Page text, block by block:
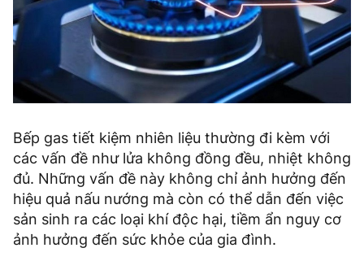
Bếp gas tiết kiệm nhiên liệu thường đi kèm với
các vấn đề như lửa không đồng đều, nhiệt không
đủ. Những vấn đề này không chỉ ảnh hưởng đến
hiệu quả nấu nướng mà còn có thể dẫn đến việc
sản sinh ra các loại khí độc hại, tiềm ẩn nguy cơ
ảnh hưởng đến sức khỏe của gia đình.